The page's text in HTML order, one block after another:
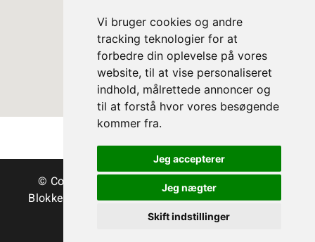
Vi bruger cookies og andre
tracking teknologier for at
forbedre din oplevelse på vores
website, til at vise personaliseret
indhold, målrettede annoncer og
til at forstå hvor vores besøgende
kommer fra.
Jeg accepterer
Jeg nægter
Skift indstillinger
© Copyright Danske Juletræer - Træer & grønt
Blokken 15 | DK-3460 Birkerød | Tlf.:45 35 24 12|
info@christmastree.dk